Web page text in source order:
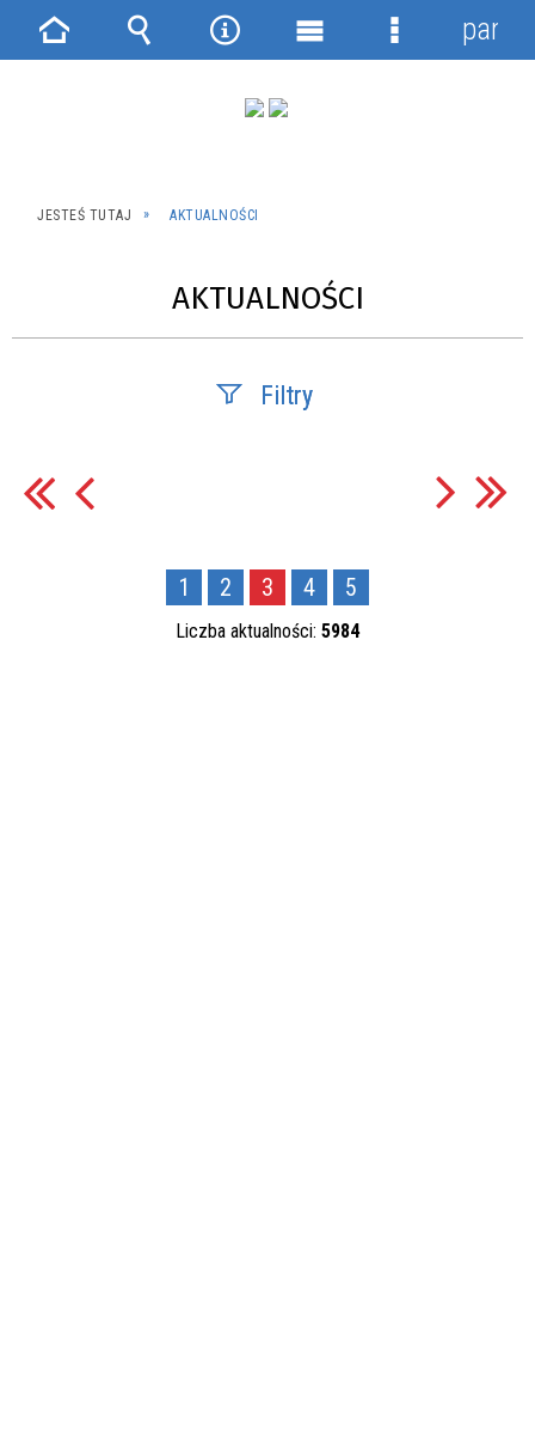
JESTEŚ TUTAJ AKTUALNOŚCI
AKTUALNOŚCI
Filtry
—
1 2 3 4 5
Liczba aktualności: 5984
Strona Wyszukiwarka
NarzędziaMenu
Menu
panel